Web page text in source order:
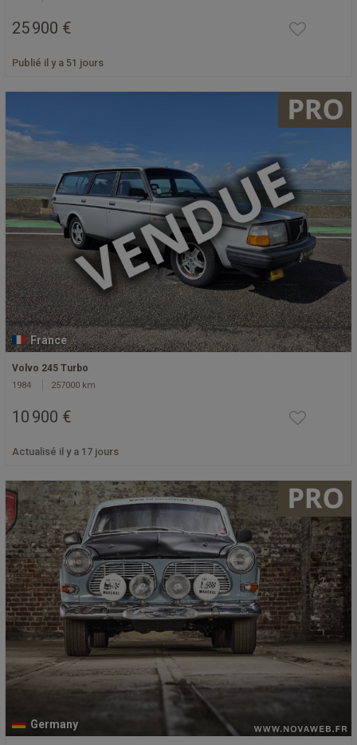
25 900 €
Publié il y a 51 jours
France
Volvo 245 Turbo
1984 257000 km
10 900 €
Actualisé il y a 17 jours
Germany